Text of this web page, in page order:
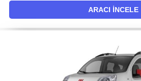
ARACI İNCELE